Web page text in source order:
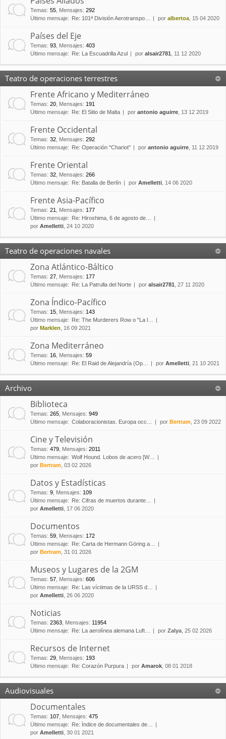
Temas: 55 Mensajes: 292
Último mensaje:
Re: 101ª División Aerotranspo… por albertoa , 15 04 2020
Países del Eje
Temas: 93 Mensajes: 403
Último mensaje:
Re: La Escuadrilla Azul por alsair2781 , 11 12 2020
Teatro de operaciones terrestres
Frente Africano y Mediterráneo
Temas: 20 Mensajes: 191
Último mensaje:
Re: El Sitio de Malta por antonio aguirre , 13 12 2019
Frente Occidental
Temas: 32 Mensajes: 292
Último mensaje:
Re: Operación "Chariot" por antonio aguirre , 11 12 2019
Frente Oriental
Temas: 32 Mensajes: 266
Último mensaje:
Re: Batalla de Berlín por Amelletti , 14 06 2020
Frente Asia-Pacífico
Temas: 21 Mensajes: 177
Último mensaje:
Re: Hiroshima, 6 de agosto de…
por Amelletti , 24 10 2020
Teatro de operaciones navales
Zona Atlántico-Báltico
Temas: 27 Mensajes: 177
Último mensaje:
Re: La Patrulla del Norte por alsair2781 , 27 11 2020
Zona Índico-Pacífico
Temas: 15 Mensajes: 143
Último mensaje:
Re: The Murderers Row o "La l…
por Marklen , 16 09 2021
Zona Mediterráneo
Temas: 16 Mensajes: 59
Último mensaje:
Re: El Raid de Alejandría (Op… por Amelletti , 21 10 2021
Archivo
Biblioteca
Temas: 265 Mensajes: 949
Último mensaje: Colaboracionistas. Europa occ… por Bertram , 23 09 2022
Cine y Televisión
Temas: 479 Mensajes: 2011
Último mensaje: Wolf Hound. Lobos de acero [W…
por Bertram , 03 02 2026
Datos y Estadísticas
Temas: 9 Mensajes: 109
Último mensaje:
Re: Cifras de muertos durante…
por Amelletti , 17 06 2020
Documentos
Temas: 59 Mensajes: 172
Último mensaje:
Re: Carta de Hermann Göring a…
por Bertram , 31 01 2026
Museos y Lugares de la 2GM
Temas: 57 Mensajes: 606
Último mensaje:
Re: Las víctimas de la URSS d…
por Amelletti , 26 06 2020
Noticias
Temas: 2363 Mensajes: 11954
Último mensaje:
Re: La aerolínea alemana Luft… por Zalya , 25 02 2026
Recursos de Internet
Temas: 29 Mensajes: 193
Último mensaje:
Re: Corazón Purpura por Amarok , 08 01 2018
Audiovisuales
Documentales
Temas: 107 Mensajes: 475
Último mensaje:
Re: Índice de documentales de…
por Amelletti , 30 01 2021